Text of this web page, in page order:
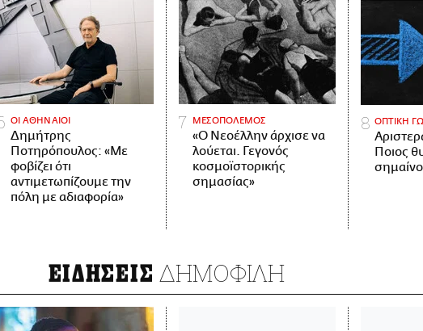
ΟΙ ΑΘΗΝΑΙΟΙ
Δημήτρης
Ποτηρόπουλος: «Με
φοβίζει ότι
αντιμετωπίζουμε την
πόλη με αδιαφορία»
ΜΕΣΟΠΟΛΕΜΟΣ
«Ο Νεοέλλην άρχισε να
λούεται. Γεγονός
κοσμοϊστορικής
σημασίας»
ΟΠΤΙΚΗ
Ποιος
ΕΙΔΗΣΕΙΣ ΔΗΜΟΦΙΛΗ